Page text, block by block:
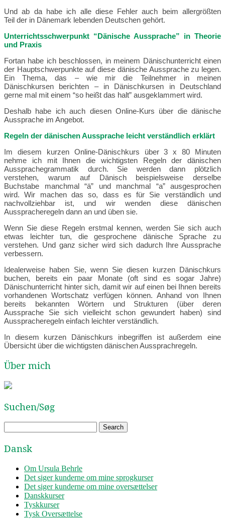
Und ab da habe ich alle diese Fehler auch beim allergrößten
Teil der in Dänemark lebenden Deutschen gehört.
Unterrichtsschwerpunkt “Dänische Aussprache” in Theorie
und Praxis
Fortan habe ich beschlossen, in meinem Dänischunterricht einen
der Hauptschwerpunkte auf diese dänische Aussprache zu legen.
Ein Thema, das – wie mir die Teilnehmer in meinen
Dänischkursen berichten – in Dänischkursen in Deutschland
gerne mal mit einem “so heißt das halt” ausgeklammert wird.
Deshalb habe ich auch diesen Online-Kurs über die dänische
Aussprache im Angebot.
Regeln der dänischen Aussprache leicht verständlich erklärt
Im diesem kurzen Online-Dänischkurs über 3 x 80 Minuten
nehme ich mit Ihnen die wichtigsten Regeln der dänischen
Aussprachegrammatik durch. Sie werden dann plötzlich
verstehen, warum auf Dänisch beispielsweise derselbe
Buchstabe manchmal “ä” und manchmal “a” ausgesprochen
wird. Wir machen das so, dass es für Sie verständlich und
nachvollziehbar ist, und wir wenden diese dänischen
Ausspracheregeln dann an und üben sie.
Wenn Sie diese Regeln erstmal kennen, werden Sie sich auch
etwas leichter tun, die gesprochene dänische Sprache zu
verstehen. Und ganz sicher wird sich dadurch Ihre Aussprache
verbessern.
Idealerweise haben Sie, wenn Sie diesen kurzen Dänischkurs
buchen, bereits ein paar Monate (oft sind es sogar Jahre)
Dänischunterricht hinter sich, damit wir auf einen bei Ihnen bereits
vorhandenen Wortschatz verfügen können. Anhand von Ihnen
bereits bekannten Wörtern und Strukturen (über deren
Aussprache Sie sich vielleicht schon gewundert haben) sind
Ausspracheregeln einfach leichter verständlich.
In diesem kurzen Dänischkurs inbegriffen ist außerdem eine
Übersicht über die wichtigsten dänischen Aussprachregeln.
Über mich
Suchen/Søg
Dansk
Om Ursula Behrle
Det siger kunderne om mine sprogkurser
Det siger kunderne om mine oversættelser
Danskkurser
Tyskkurser
Tysk Oversættelse